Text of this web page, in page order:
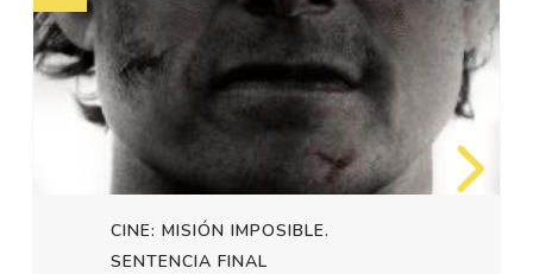
CINE: MISIÓN IMPOSIBLE.
SENTENCIA FINAL